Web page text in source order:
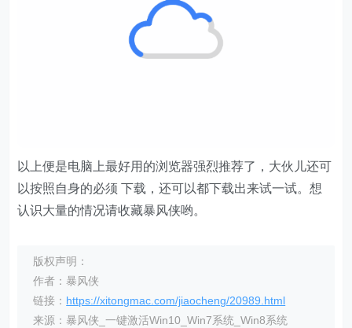
以上便是电脑上最好用的浏览器强烈推荐了，大伙儿还可
以按照自身的必须 下载，还可以都下载出来试一试。想
认识大量的情况请收藏暴风侠哟。
版权声明：
作者：暴风侠
链接： https://xitongmac.com/jiaocheng/20989.html
来源：暴风侠_一键激活Win10_Win7系统_Win8系统